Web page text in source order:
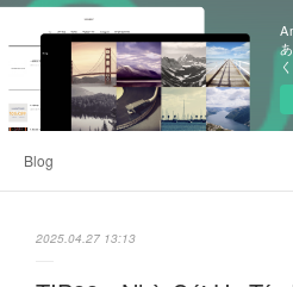
Blog
2025.04.27 13:13